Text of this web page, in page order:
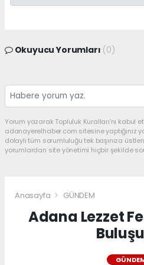
Okuyucu Yorumları (0)
Yorum yazarak Topluluk Kuralları’nı kabul
adanayerelhaber.com sitesine yaptığınız
dolaylı tüm sorumluluğu tek başınıza
yorumlardan site yönetimi hiçbir şekilde
Anasayfa GÜNDEM
Adana Lezzet